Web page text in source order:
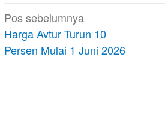
Navigasi
pos
Pos sebelumnya
Harga Avtur Turun 10
Persen Mulai 1 Juni 2026